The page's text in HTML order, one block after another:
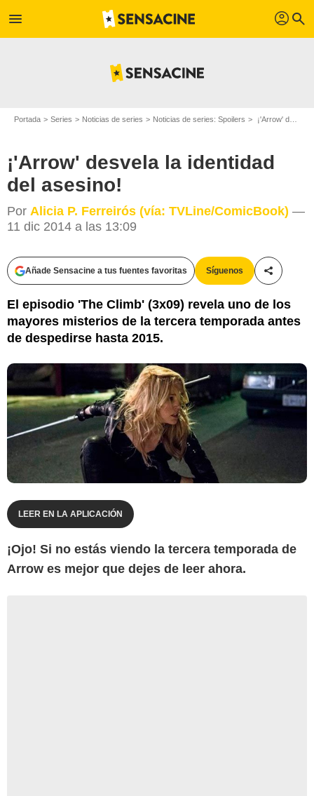
menu profil search
Portada Series Noticias de series Noticias de series: Spoilers ¡'Arrow' desvela la identidad del asesino!
¡'Arrow' desvela la identidad
del asesino!
Por Alicia P. Ferreirós (vía: TVLine/ComicBook) —
11 dic 2014 a las 13:09
Añade Sensacine a tus fuentes favoritas Síguenos
El episodio 'The Climb' (3x09) revela uno de los
mayores misterios de la tercera temporada antes
de despedirse hasta 2015.
LEER EN LA APLICACIÓN
¡Ojo! Si no estás viendo la tercera temporada de
Arrow es mejor que dejes de leer ahora.